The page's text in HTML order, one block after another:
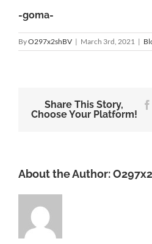
-goma-
ByO297x2shBV | March 3rd, 2021 |
Share This Story,
Choose Your Platform!
About the Author: